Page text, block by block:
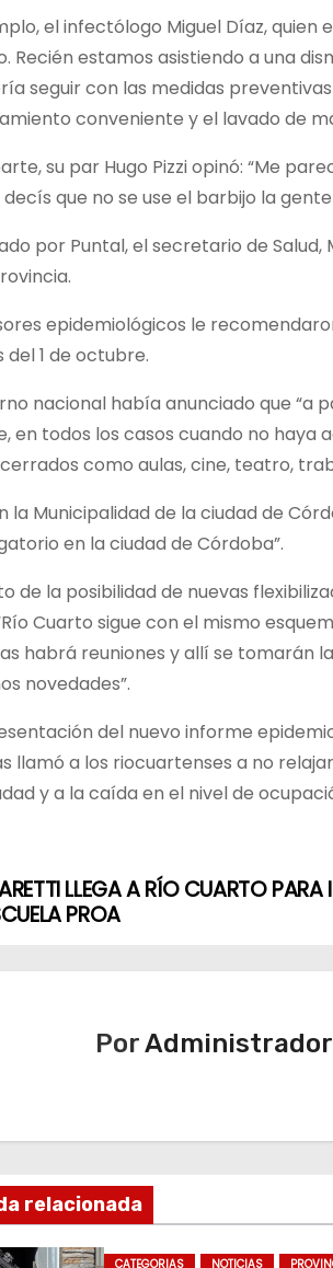
el infectólogo Miguel Díaz, quien
Recién estamos asistiendo a una
seguir con las medidas
conveniente y el lavado de
su par Hugo Pizzi opinó: “Me
decís que no se use el barbijo la
por Puntal, el secretario de Salud,
epidemiológicos le
del 1 de octubre.
nacional había anunciado que
en todos los casos cuando no haya
como aulas, cine, teatro,
la Municipalidad de la ciudad de
en la ciudad de Córdoba”.
de la posibilidad de nuevas
Cuarto sigue con el mismo
habrá reuniones y allí se tomarán
novedades”.
del nuevo informe
llamó a los riocuartenses a no
y a la caída en el nivel de
LLEGA A RÍO CUARTO PARA
PROA
Por
relacionada
CATEGORIAS NOTICIAS